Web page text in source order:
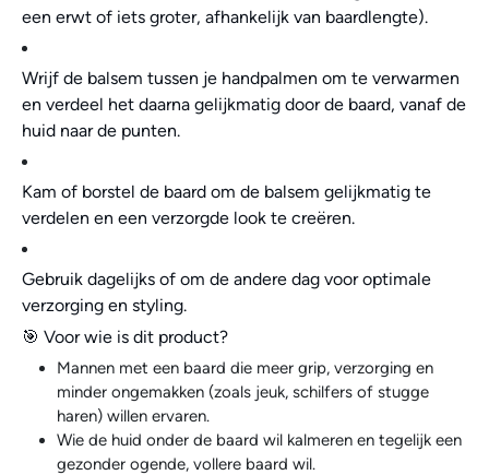
een erwt of iets groter, afhankelijk van baardlengte).
Wrijf de balsem tussen je handpalmen om te verwarmen
en verdeel het daarna gelijkmatig door de baard, vanaf de
huid naar de punten.
Kam of borstel de baard om de balsem gelijkmatig te
verdelen en een verzorgde look te creëren.
Gebruik dagelijks of om de andere dag voor optimale
verzorging en styling.
🎯 Voor wie is dit product?
Mannen met een baard die meer grip, verzorging en
minder ongemakken (zoals jeuk, schilfers of stugge
haren) willen ervaren.
Wie de huid onder de baard wil kalmeren en tegelijk een
gezonder ogende, vollere baard wil.